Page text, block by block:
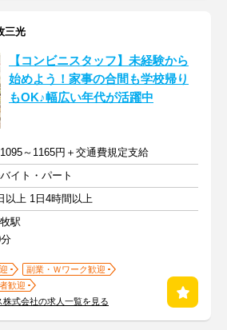
三光
【コンビニスタッフ】未経験から
始めよう！家事の合間も学校帰り
もOK♪幅広い年代が活躍中
～1165円＋交通費規定支給
イト・パート
以上 1日4時間以上
駅
副業・Ｗワーク歓迎
歓迎
式会社の求人一覧を見る